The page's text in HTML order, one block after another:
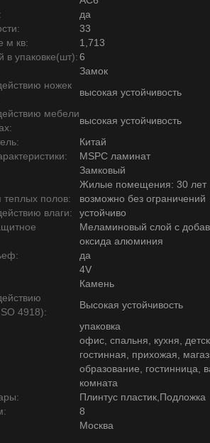
да
33
м кв:
1,713
в упаковке(шт):6
Замок
ножек
высокая устойчивость
мебели
высокая устойчивость
Китай
MSPC ламинат
Замковый
Жилые помещения: 30 лет
теплых полов:
возможно без ограничений
влаги:
устойчиво
Меламиновый слой с
оксида алюминия
да
4V
Камень
4918):
Высокая устойчивость
упаковка
офис, спальня, кухня,
гостинная, прихожая,
образование, гостинница,
комната
Плинтус пластик,Подложка
8
Москва